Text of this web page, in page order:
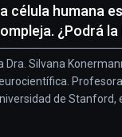
célula humana
¿Podrá
Dra. Silvana
de Stanford,